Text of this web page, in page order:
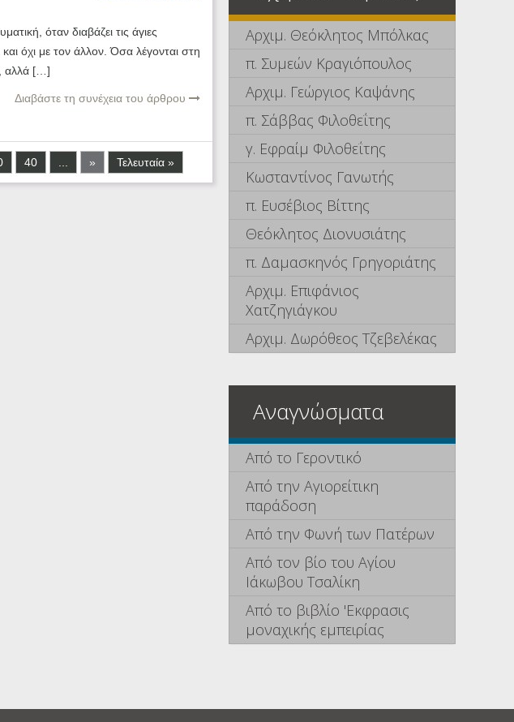
όταν διαβάζει τις άγιες
όχι με τον άλλον. Όσα λέγονται στη
αλλά […]
Διαβάστε τη συνέχεια του άρθρου
40 » Τελευταία »
Αρχιμ. Θεόκλητος Μπόλκας
π. Συμεών Κραγιόπουλος
Αρχιμ. Γεώργιος Καψάνης
π. Σάββας Φιλοθεΐτης
γ. Εφραίμ Φιλοθεΐτης
Κωσταντίνος Γανωτής
π. Ευσέβιος Βίττης
Θεόκλητος Διονυσιάτης
π. Δαμασκηνός Γρηγοριάτης
Αρχιμ. Επιφάνιος
Χατζηγιάγκου
Αρχιμ. Δωρόθεος Τζεβελέκας
Αναγνώσματα
Από το Γεροντικό
Από την Αγιορείτικη
παράδοση
Από την Φωνή των Πατέρων
Από τον βίο του Αγίου
Ιάκωβου Τσαλίκη
Από το βιβλίο 'Εκφρασις
μοναχικής εμπειρίας